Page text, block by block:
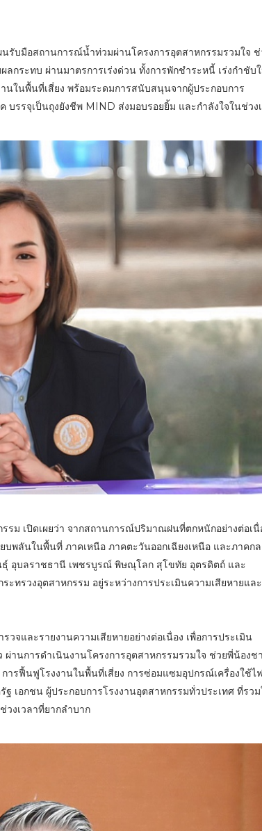
นรับมือสถานการณ์น้ำท่วมผ่านโครงการอุตสาหกรรมรวมใจ
กระทบ ผ่านมาตรการเร่งด่วน ทั้งการพักชำระหนี้ เร่งกำชับ
นในพื้นที่เสี่ยง พร้อมระดมการสนับสนุนจากผู้ประกอบการ
บรรจุเป็นถุงยังชีพ MIND ส่งมอบรอยยิ้ม และกำลังใจในช่วง
ม เปิดเผยว่า จากสถานการณ์ปริมาณฝนที่ตกหนักอย่างต่อเนื่
พลันในพื้นที่ ภาคเหนือ ภาคตะวันออกเฉียงเหนือ และภาคกล
ธุ์ อุบลราชธานี เพชรบูรณ์ พิษณุโลก สุโขทัย อุตรดิตถ์ และ
รวงอุตสาหกรรม อยู่ระหว่างการประเมินความเสียหายแล
จและรายงานความเสียหายอย่างต่อเนื่อง เพื่อการประเมิน
านการดำเนินงานโครงการอุตสาหกรรมรวมใจ ช่วยพี่น้องช
ารฟื้นฟูโรงงานในพื้นที่เสี่ยง การซ่อมแซมอุปกรณ์เครื่องใช้ไ
เอกชน ผู้ประกอบการโรงงานอุตสาหกรรมทั่วประเทศ ที่รวม
วงเวลาที่ยากลำบาก